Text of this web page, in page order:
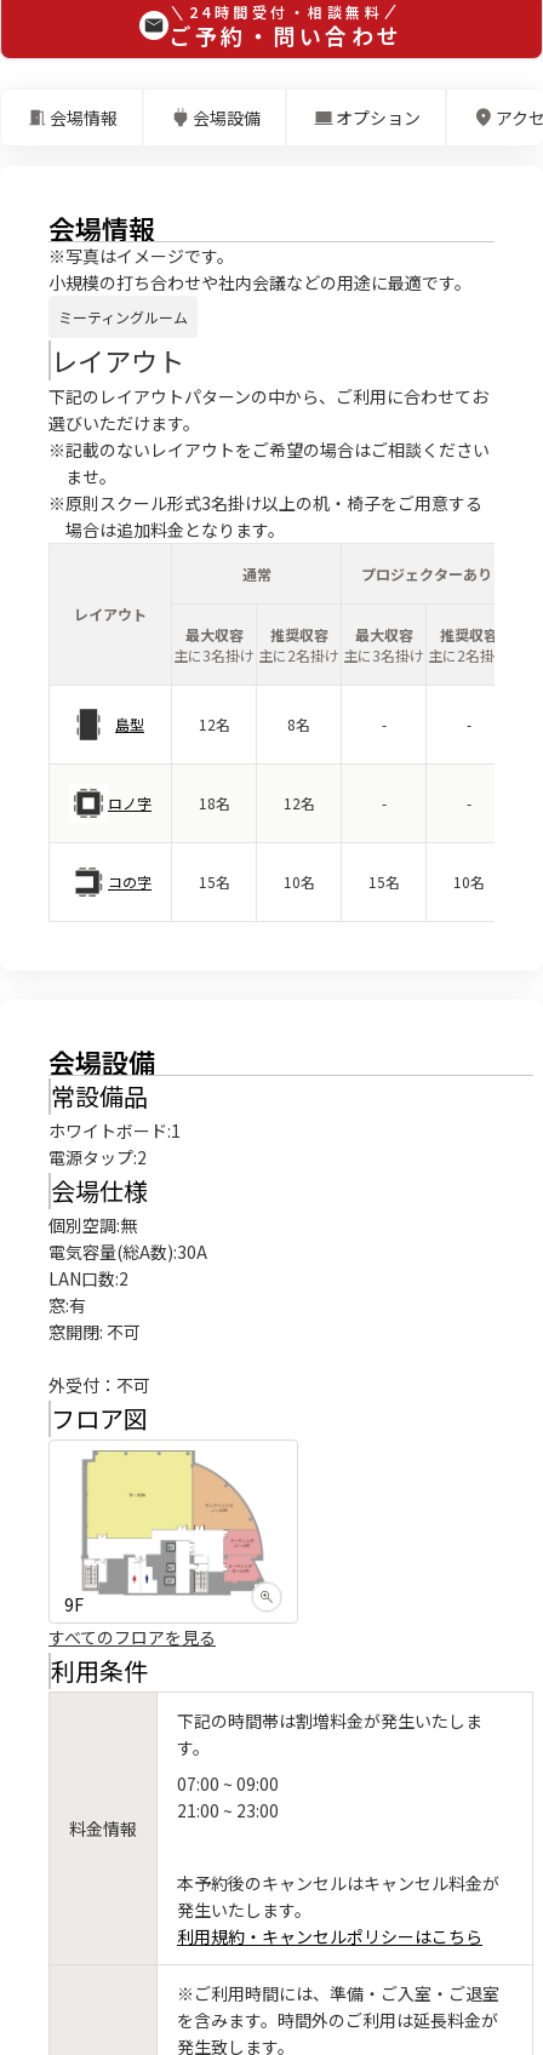
24時間受付・相談無料
ご予約・問い合わせ
会場情報 会場設備 オプション アク
会場情報
※写真はイメージです。
小規模の打ち合わせや社内会議などの用途に最適です。
ミーティングルーム
レイアウト
下記のレイアウトパターンの中から、ご利用に合わせてお
選びいただけます。
※記載のないレイアウトをご希望の場合はご相談ください
ませ。
※原則スクール形式3名掛け以上の机・椅子をご用意する
場合は追加料金となります。
レイアウト
通常 プロジェクターあり
最大収容
主に3名掛け
推奨収容
主に2名掛け
最大収容
主に3名掛け
推奨収容
主に2名掛け
島型 12名 8名 - -
ロノ字 18名 12名 - -
コの字 15名 10名 15名 10名
会場設備
常設備品
ホワイトボード:1
電源タップ:2
会場仕様
個別空調:無
電気容量(総A数):30A
LAN口数:2
窓:有
窓開閉: 不可
外受付：不可
フロア図
9F
すべてのフロアを見る
利用条件
料金情報
下記の時間帯は割増料金が発生いたしま
す。
07:00 ~ 09:00
21:00 ~ 23:00
本予約後のキャンセルはキャンセル料金が
発生いたします。
利用規約・キャンセルポリシーはこちら
※ご利用時間には、準備・ご入室・ご退室
を含みます。時間外のご利用は延長料金が
発生致します。